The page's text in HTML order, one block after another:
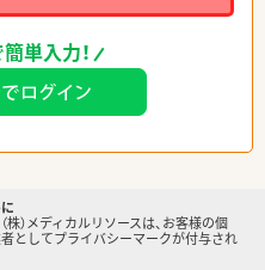
単入力！
）メディカルリソースは、お客様の個
としてプライバシーマークが付与され